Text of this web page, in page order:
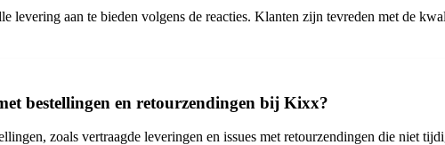
aan te bieden volgens de reacties. Klanten zijn tevreden met de
bestellingen en retourzendingen bij Kixx?
zoals vertraagde leveringen en issues met retourzendingen die niet